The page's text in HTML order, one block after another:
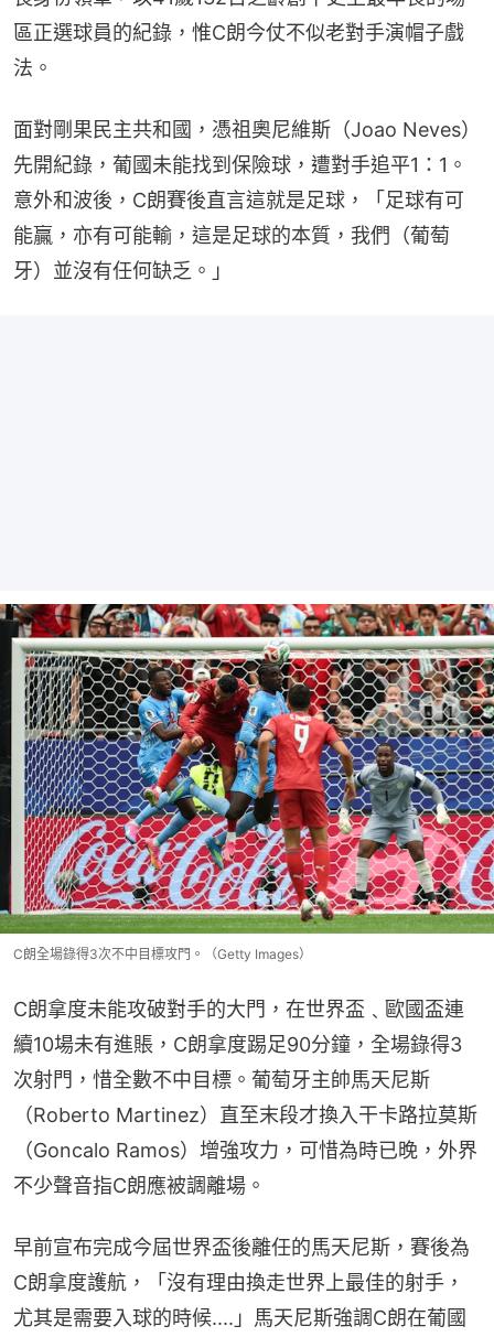
區正選球員的紀錄，惟C朗今仗不似老對手演帽子戲
法。
面對剛果民主共和國，憑祖奧尼維斯（Joao Neves）
先開紀錄，葡國未能找到保險球，遭對手追平1：1。
意外和波後，C朗賽後直言這就是足球，「足球有可
能贏，亦有可能輸，這是足球的本質，我們（葡萄
牙）並沒有任何缺乏。」
C朗全場錄得3次不中目標攻門。（Getty Images）
C朗拿度未能攻破對手的大門，在世界盃﹑歐國盃連
續10場未有進賬，C朗拿度踢足90分鐘，全場錄得3
次射門，惜全數不中目標。葡萄牙主帥馬天尼斯
（Roberto Martinez）直至末段才換入干卡路拉莫斯
（Goncalo Ramos）增強攻力，可惜為時已晚，外界
不少聲音指C朗應被調離場。
早前宣布完成今屆世界盃後離任的馬天尼斯，賽後為
C朗拿度護航，「沒有理由換走世界上最佳的射手，
尤其是需要入球的時候....」馬天尼斯強調C朗在葡國